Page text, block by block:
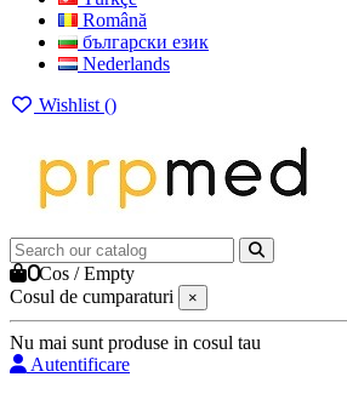
Română
български език
Nederlands
Wishlist ()
0Cos /Empty
Cosul de cumparaturi
×
Nu mai sunt produse in cosul tau
Autentificare